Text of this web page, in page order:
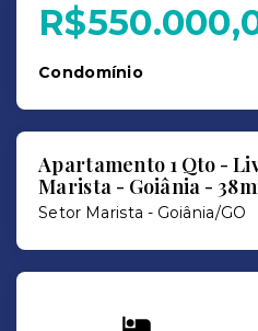
Condomínio
Apartamento 1 Qto -
Marista - Goiânia -
Setor Marista - Goiânia/GO